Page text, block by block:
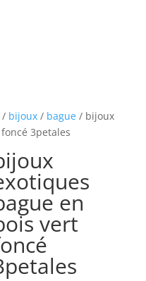
bijoux/ bague/ bijoux
3petales
en
vert